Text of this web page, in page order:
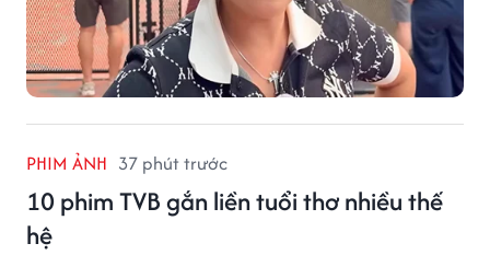
PHIM ẢNH 37 phút trước
10 phim TVB gắn liền tuổi thơ nhiều thế
hệ